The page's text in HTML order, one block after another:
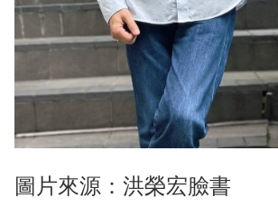
圖片來源：洪榮宏臉書